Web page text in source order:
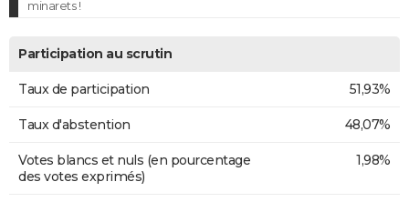
minarets !
Participation au scrutin
Taux de participation 51,93%
Taux d'abstention 48,07%
Votes blancs et nuls (en pourcentage
des votes exprimés)
1,98%